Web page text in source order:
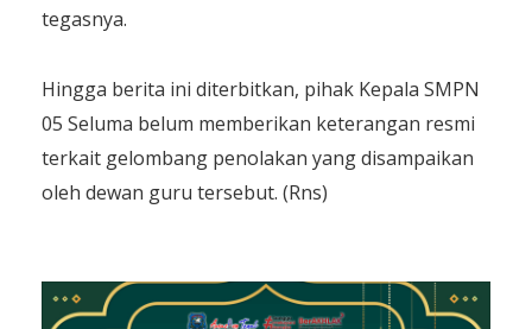
tegasnya.
​Hingga berita ini diterbitkan, pihak Kepala SMPN
05 Seluma belum memberikan keterangan resmi
terkait gelombang penolakan yang disampaikan
oleh dewan guru tersebut. (Rns)